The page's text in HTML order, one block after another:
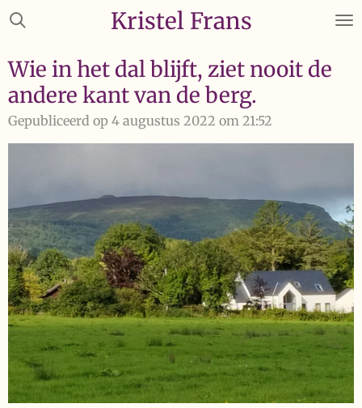
Ga
de
hoofdinhoud
Kristel Frans
Wie in het dal blijft, ziet nooit de
andere kant van de berg.
Gepubliceerd op 4 augustus 2022 om 21:52